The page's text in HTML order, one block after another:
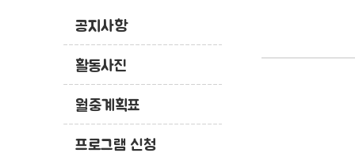
공지사항
활동사진
월중계획표
프로그램 신청